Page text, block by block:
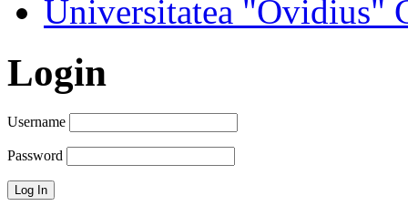
Universitatea "Ovidius"
Login
Username
Password